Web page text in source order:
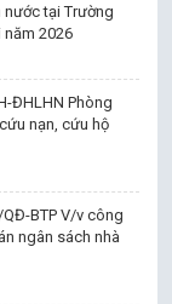
tại Trường
2026
ĐHLHN Phòng
nạn, cứu hộ
BTP V/v công
ngân sách nhà